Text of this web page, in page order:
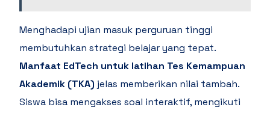
Menghadapi ujian masuk perguruan tinggi
membutuhkan strategi belajar yang tepat.
Manfaat EdTech untuk latihan Tes Kemampuan
Akademik (TKA) jelas memberikan nilai tambah.
Siswa bisa mengakses soal interaktif, mengikuti